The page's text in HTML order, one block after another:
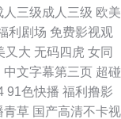
理片 人妖伪娘在线视频
天狠狠撸 美日青青肏
一区二区 午夜福利论
人三级成人三级 欧美
利剧场 免费影视观
又大 无码四虎 女同
中文字幕第三页 超碰
91色快播 福利撸影
青草 国产高清不卡视